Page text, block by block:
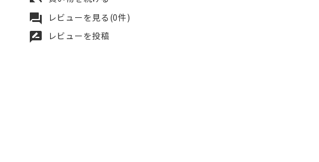
forum レビューを見る(0件)
rate_review レビューを投稿